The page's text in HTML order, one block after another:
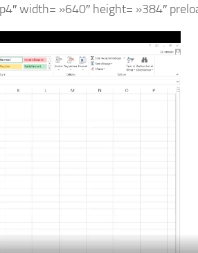
width= »640″ height= »384″